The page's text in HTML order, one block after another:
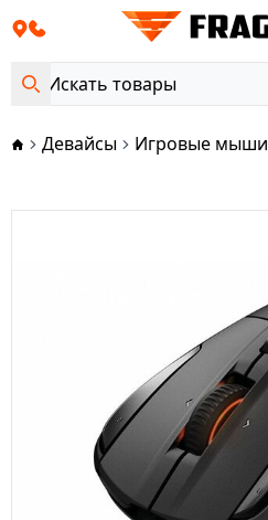
Девайсы Игровые мыши